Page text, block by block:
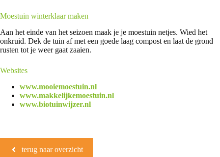
Moestuin winterklaar maken
Aan het einde van het seizoen maak je je moestuin netjes. Wied het
onkruid. Dek de tuin af met een goede laag compost en laat de grond
rusten tot je weer gaat zaaien.
Websites
www.mooiemoestuin.nl
www.makkelijkemoestuin.nl
www.biotuinwijzer.nl
terug naar overzicht